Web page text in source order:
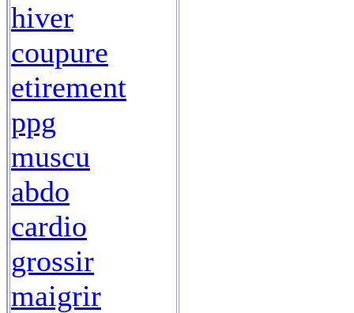
hiver
coupure
etirement
ppg
muscu
abdo
cardio
grossir
maigrir